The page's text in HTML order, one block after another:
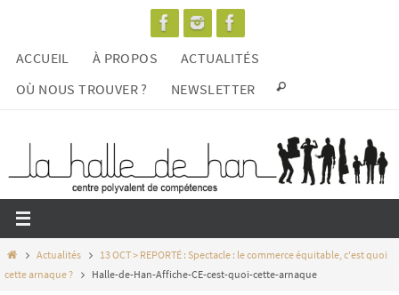
contenu
ACCUEIL À PROPOS
ACTUALITÉS
OÙ NOUS TROUVER ?
NEWSLETTER
HomeActualités
13 OCT > REPORTÉ : Spectacle : le commerce équitable, c'est quoi
cette arnaque ?
Halle-de-Han-Affiche-CE-cest-quoi-cette-arnaque